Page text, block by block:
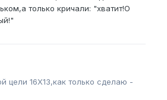
только кричали: "хватит!О
цели 16Х13,как только сделаю -